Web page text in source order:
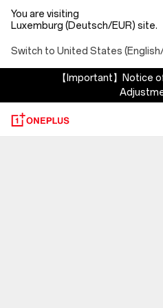
You are visiting
Luxemburg (Deutsch/EUR) site.
Switch to United States
【Important】Notice